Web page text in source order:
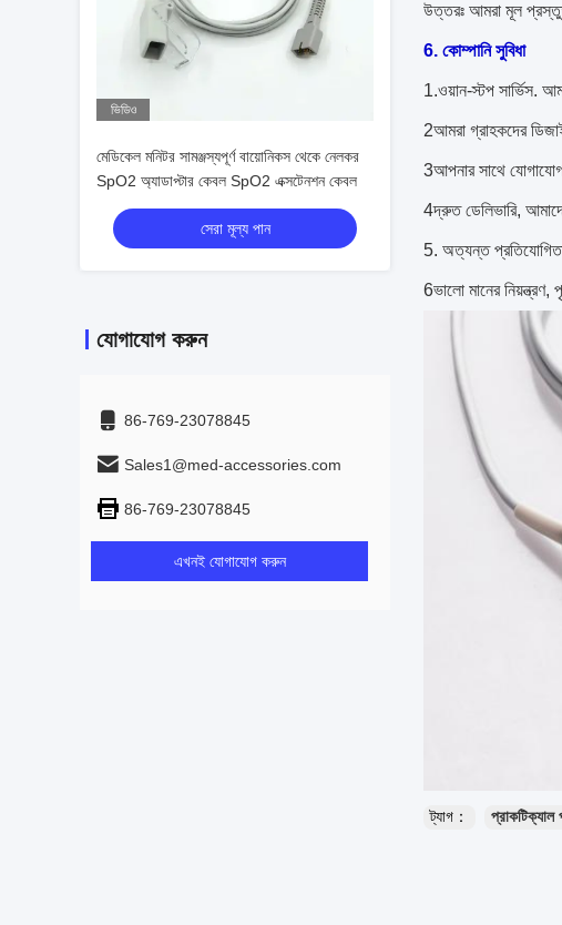
ভিডিও
মেডিকেল মনিটর সামঞ্জস্যপূর্ণ বায়োনিকস থেকে নেলকর
SpO2 অ্যাডাপ্টার কেবল SpO2 এক্সটেনশন কেবল
সেরা মূল্য পান
যোগাযোগ করুন
86-769-23078845
Sales1@med-accessories.com
86-769-23078845
এখনই যোগাযোগ করুন
উত্তরঃ আমরা মূল
6. কোম্পানি সুবিধা
1.ওয়ান-স্টপ সার্ভিস.
2আমরা গ্রাহকদের
3আপনার সাথে যোগাযোগ
4দ্রুত ডেলিভারি,
5. অত্যন্ত
6ভালো মানের নিয়ন্ত্রণ,
ট্যাগ：